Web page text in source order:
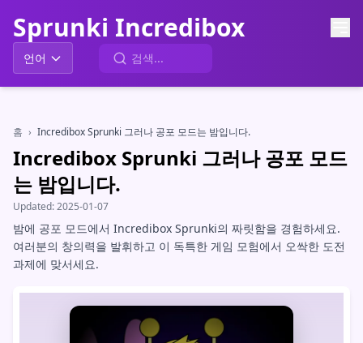
Sprunki Incredibox
언어
홈 › Incredibox Sprunki 그러나 공포 모드는 밤입니다.
Incredibox Sprunki 그러나 공포 모드
는 밤입니다.
Updated:2025-01-07
밤에 공포 모드에서 Incredibox Sprunki의 짜릿함을 경험하세요.
여러분의 창의력을 발휘하고 이 독특한 게임 모험에서 오싹한 도전
과제에 맞서세요.